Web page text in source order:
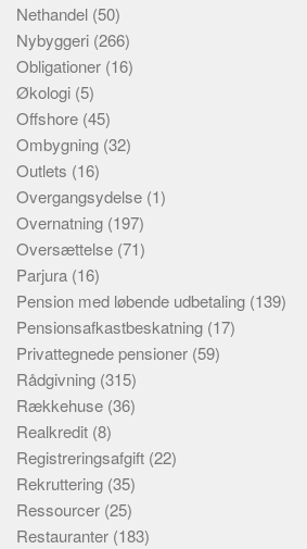
Nethandel (50)
Nybyggeri (266)
Obligationer (16)
Økologi (5)
Offshore (45)
Ombygning (32)
Outlets (16)
Overgangsydelse (1)
Overnatning (197)
Oversættelse (71)
Parjura (16)
Pension med løbende udbetaling (139)
Pensionsafkastbeskatning (17)
Privattegnede pensioner (59)
Rådgivning (315)
Rækkehuse (36)
Realkredit (8)
Registreringsafgift (22)
Rekruttering (35)
Ressourcer (25)
Restauranter (183)